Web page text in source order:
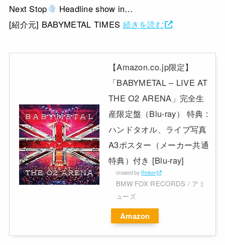
Next Stop
Headline show in…
[紹介元] BABYMETAL TIMES 続きを読む
【Amazon.co.jp限定】
「BABYMETAL – LIVE AT
THE O2 ARENA」完全生
産限定盤（Blu-ray） 特典 :
ハンドタオル、ライブ写真
A3ポスター（メーカー共通
特典）付き [Blu-ray]
created by Rinker
BMW FOX RECORDS / アミ
ューズ
Amazon